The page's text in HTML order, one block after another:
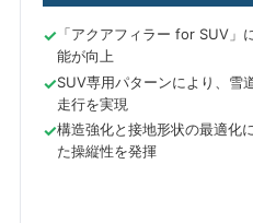
「アクアフィラー for SUV」
能が向上
SUV専用パターンにより、雪
走行を実現
構造強化と接地形状の最適化
た操縦性を発揮